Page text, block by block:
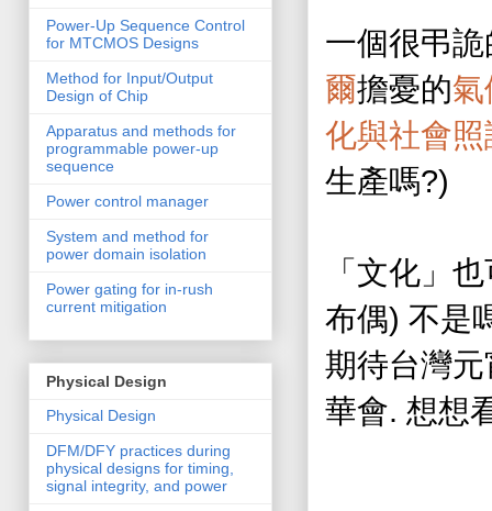
一個很弔
爾擔憂的氣
化與社會
生產嗎?)
「 文化 」 也
布偶) 不是
期待台灣
華會. 想想
Power-Up Sequence Control
for MTCMOS Designs
Method for Input/Output
Design of Chip
Apparatus and methods for
programmable power-up
sequence
Power control manager
System and method for
power domain isolation
Power gating for in-rush
current mitigation
Physical Design
Physical Design
DFM/DFY practices during
physical designs for timing,
signal integrity, and power